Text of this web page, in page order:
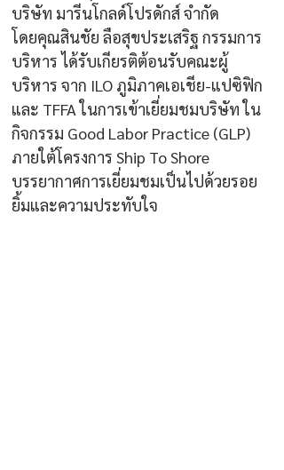
บริษัท มารีนโกลด์โปรดักส์ จำกัด
โดยคุณสินชัย ลือสุขประเสริฐ กรรมการ
บริหาร ได้รับเกียรติต้อนรับคณะผู้
บริหาร จาก ILO ภูมิภาคเอเชีย-แปซิฟิก
และ TFFA ในการเข้าเยี่ยมชมบริษัท ใน
กิจกรรม Good Labor Practice (GLP)
ภายใต้โครงการ Ship To Shore
บรรยากาศการเยี่ยมชมเป็นไปด้วยรอย
ยิ้มและความประทับใจ